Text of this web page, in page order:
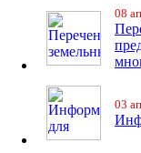
08
03